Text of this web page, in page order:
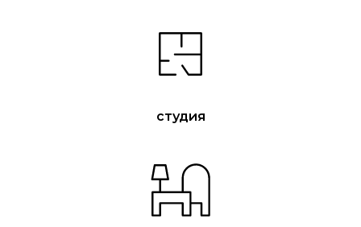
студия
МЫ